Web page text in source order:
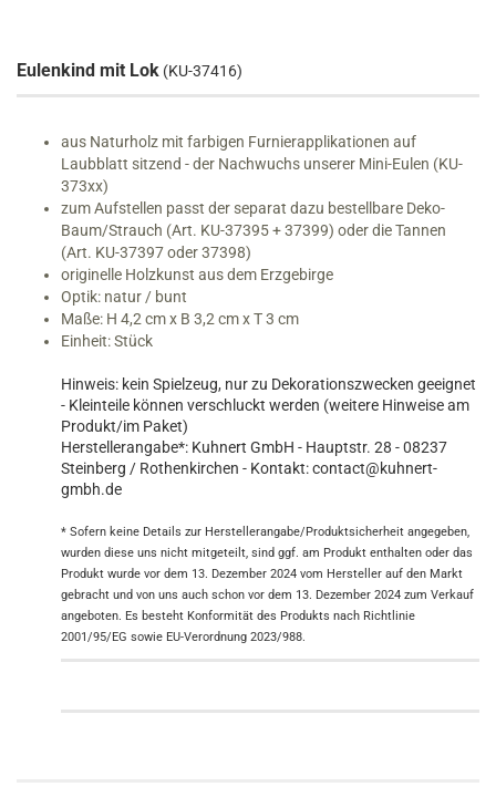
Eulenkind mit Lok (KU-37416)
aus Naturholz mit farbigen Furnierapplikationen auf
Laubblatt sitzend - der Nachwuchs unserer Mini-Eulen (KU-
373xx)
zum Aufstellen passt der separat dazu bestellbare Deko-
Baum/Strauch (Art. KU-37395 + 37399) oder die Tannen
(Art. KU-37397 oder 37398)
originelle Holzkunst aus dem Erzgebirge
Optik: natur / bunt
Maße: H 4,2 cm x B 3,2 cm x T 3 cm
Einheit: Stück
Hinweis: kein Spielzeug, nur zu Dekorationszwecken geeignet
- Kleinteile können verschluckt werden (weitere Hinweise am
Produkt/im Paket)
Herstellerangabe*: Kuhnert GmbH - Hauptstr. 28 - 08237
Steinberg / Rothenkirchen - Kontakt: contact@kuhnert-
gmbh.de
* Sofern keine Details zur Herstellerangabe/Produktsicherheit angegeben,
wurden diese uns nicht mitgeteilt, sind ggf. am Produkt enthalten oder das
Produkt wurde vor dem 13. Dezember 2024 vom Hersteller auf den Markt
gebracht und von uns auch schon vor dem 13. Dezember 2024 zum Verkauf
angeboten. Es besteht Konformität des Produkts nach Richtlinie
2001/95/EG sowie EU-Verordnung 2023/988.